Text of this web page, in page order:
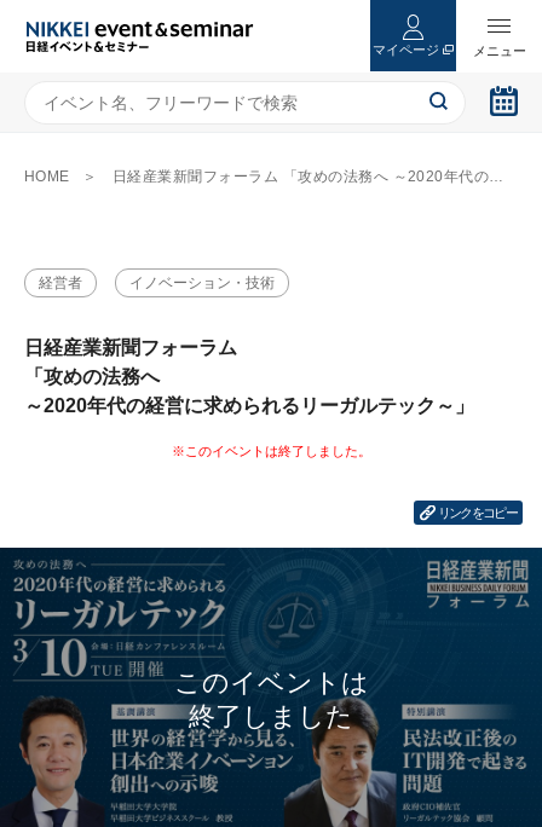
マイページ
HOME 日経産業新聞フォーラム 「攻めの法務へ ～2020年代の経営に求められるリーガルテック～」
経営者 イノベーション・技術
日経産業新聞フォーラム
「攻めの法務へ
～2020年代の経営に求められるリーガルテック～」
リンクをコピー